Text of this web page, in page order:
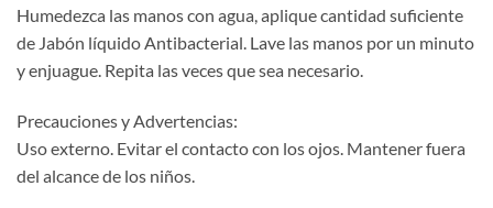
Humedezca las manos con agua, aplique cantidad suficiente
de Jabón líquido Antibacterial. Lave las manos por un minuto
y enjuague. Repita las veces que sea necesario.
Precauciones y Advertencias:
Uso externo. Evitar el contacto con los ojos. Mantener fuera
del alcance de los niños.